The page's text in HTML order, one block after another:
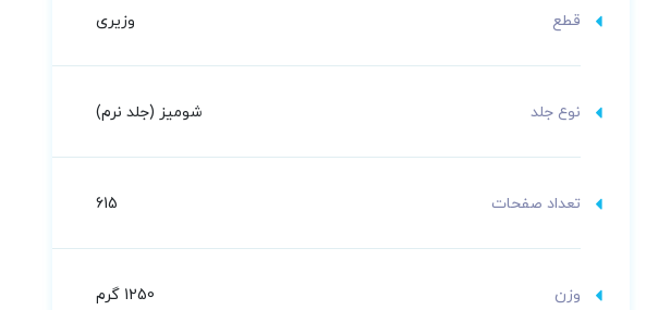
قطع وزیری
نوع جلد شومیز (جلد نرم)
تعداد صفحات 615
وزن 1250 گرم